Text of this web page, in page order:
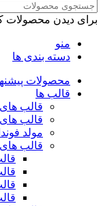
برای دیدن محصولات
منو
دسته بندی ها
محصولات
قالب ها
قالب
قالب
مولد
قالب